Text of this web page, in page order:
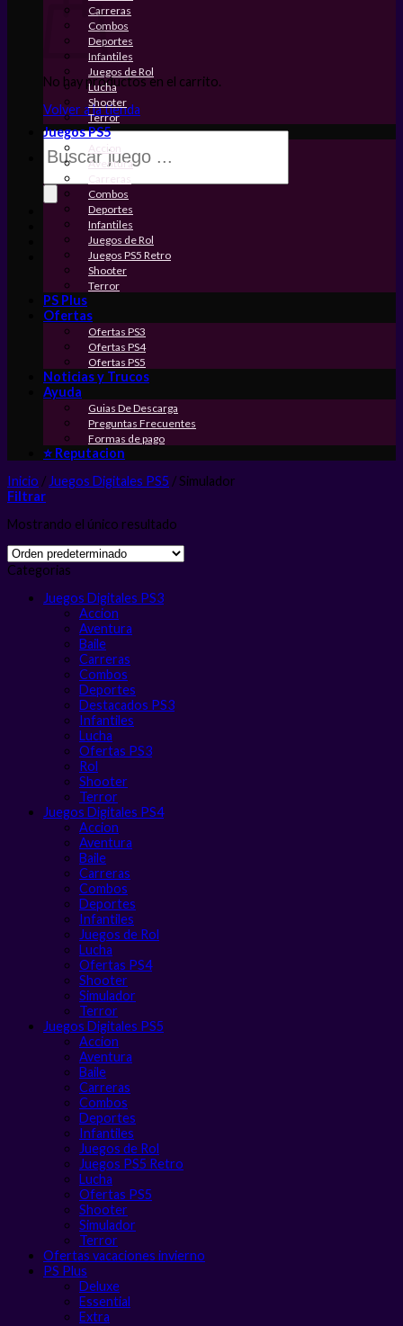
No hay productos en el carrito.
Volver a la tienda
Búsqueda
de
productos
Carreras
Combos
Deportes
Infantiles
Juegos de Rol
Lucha
Shooter
Terror
Juegos PS5
Accion
Aventura
Carreras
Combos
Deportes
Infantiles
Juegos de Rol
Juegos PS5 Retro
Shooter
Terror
PS Plus
Ofertas
Ofertas PS3
Ofertas PS4
Ofertas PS5
Noticias y Trucos
Ayuda
Guias De Descarga
Preguntas Frecuentes
Formas de pago
⭐ Reputacion
Inicio / Juegos Digitales PS5 /Simulador
Filtrar
Mostrando el único resultado
Categorias
Juegos Digitales PS3
Accion
Aventura
Baile
Carreras
Combos
Deportes
Destacados PS3
Infantiles
Lucha
Ofertas PS3
Rol
Shooter
Terror
Juegos Digitales PS4
Accion
Aventura
Baile
Carreras
Combos
Deportes
Infantiles
Juegos de Rol
Lucha
Ofertas PS4
Shooter
Simulador
Terror
Juegos Digitales PS5
Accion
Aventura
Baile
Carreras
Combos
Deportes
Infantiles
Juegos de Rol
Juegos PS5 Retro
Lucha
Ofertas PS5
Shooter
Simulador
Terror
Ofertas vacaciones invierno
PS Plus
Deluxe
Essential
Extra